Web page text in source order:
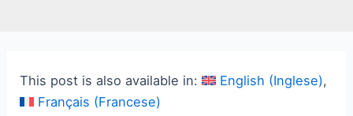
This post is also available in: English (Inglese)
Français (Francese)